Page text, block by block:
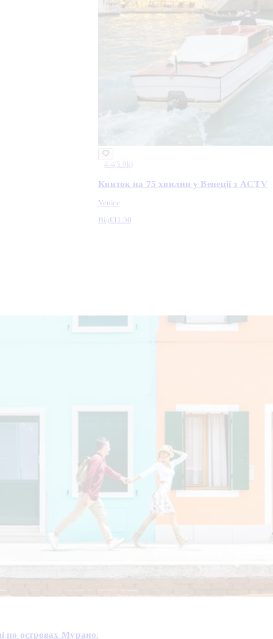
4.4( 5.9k )
Квиток на 75 хвилин у Венеції з ACTV
Venice
Від€11.50
по островах Мурано,